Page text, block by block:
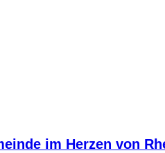
im Herzen von